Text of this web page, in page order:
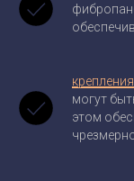
крепления
могут
этом